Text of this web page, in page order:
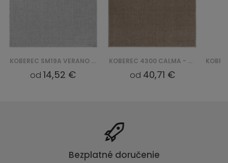
KOBEREC SM19A VERANO - SZARY
od14,52 €
KOBEREC 4300 CALMA - BRĄZOWY
od 40,71 €
Bezplatné doručenie